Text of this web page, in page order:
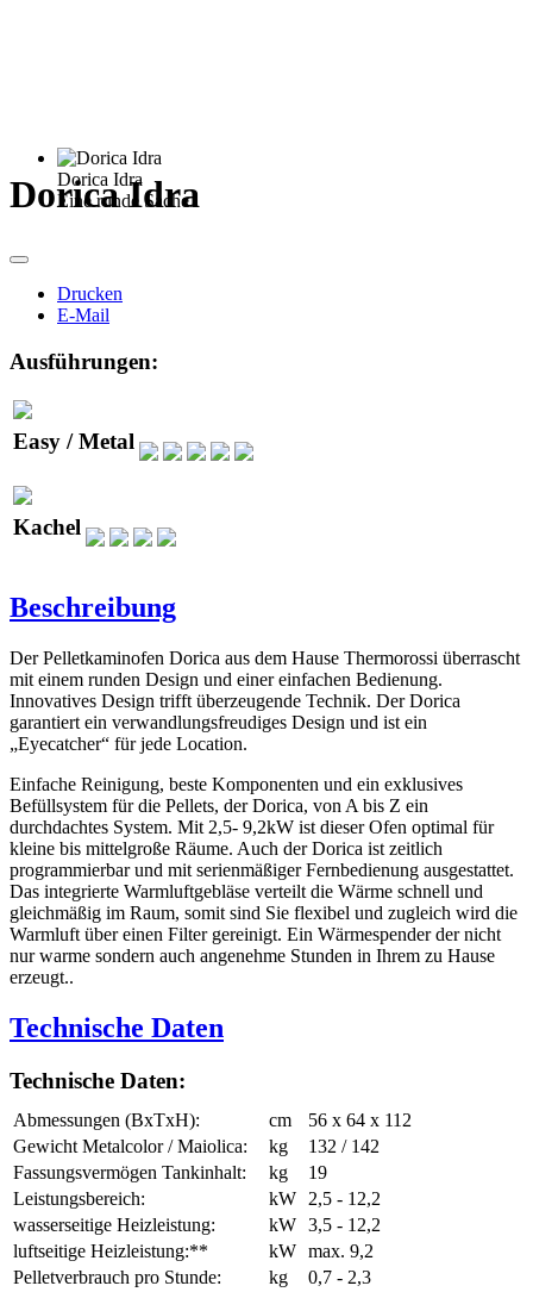
Dorica Idra
Eine runde Sache.
Dorica Idra
Drucken
E-Mail
Ausführungen:
Easy / Metal
Kachel
Beschreibung
Der Pelletkaminofen Dorica aus dem Hause Thermorossi überrascht
mit einem runden Design und einer einfachen Bedienung.
Innovatives Design trifft überzeugende Technik. Der Dorica
garantiert ein verwandlungsfreudiges Design und ist ein
„Eyecatcher“ für jede Location.
Einfache Reinigung, beste Komponenten und ein exklusives
Befüllsystem für die Pellets, der Dorica, von A bis Z ein
durchdachtes System. Mit 2,5- 9,2kW ist dieser Ofen optimal für
kleine bis mittelgroße Räume. Auch der Dorica ist zeitlich
programmierbar und mit serienmäßiger Fernbedienung ausgestattet.
Das integrierte Warmluftgebläse verteilt die Wärme schnell und
gleichmäßig im Raum, somit sind Sie flexibel und zugleich wird die
Warmluft über einen Filter gereinigt. Ein Wärmespender der nicht
nur warme sondern auch angenehme Stunden in Ihrem zu Hause
erzeugt..
Technische Daten
Technische Daten:
Abmessungen (BxTxH): cm
56 x 64 x 112
Gewicht Metalcolor / Maiolica:
kg
132 / 142
Fassungsvermögen Tankinhalt:
kg
19
Leistungsbereich:
kW
2,5 - 12,2
wasserseitige Heizleistung:
kW 3,5 - 12,2
luftseitige Heizleistung:**
kW max. 9,2
Pelletverbrauch pro Stunde:
kg
0,7 - 2,3